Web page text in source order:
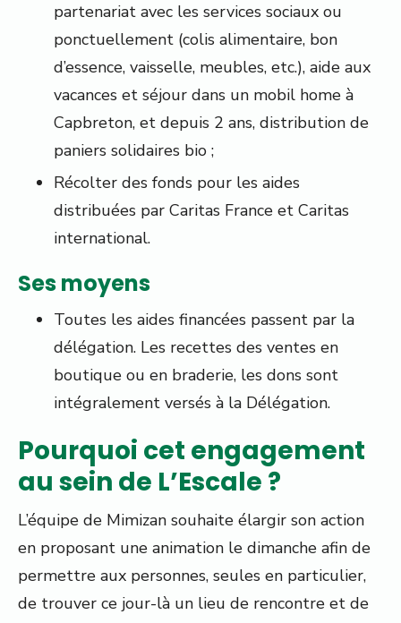
partenariat avec les services sociaux ou
ponctuellement (colis alimentaire, bon
d’essence, vaisselle, meubles, etc.), aide aux
vacances et séjour dans un mobil home à
Capbreton, et depuis 2 ans, distribution de
paniers solidaires bio ;
Récolter des fonds pour les aides
distribuées par Caritas France et Caritas
international.
Ses moyens
Toutes les aides financées passent par la
délégation. Les recettes des ventes en
boutique ou en braderie, les dons sont
intégralement versés à la Délégation.
Pourquoi cet engagement
au sein de L’Escale ?
L’équipe de Mimizan souhaite élargir son action
en proposant une animation le dimanche afin de
permettre aux personnes, seules en particulier,
de trouver ce jour-là un lieu de rencontre et de